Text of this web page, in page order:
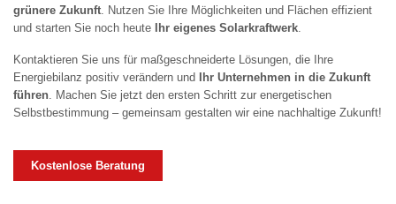
grünere Zukunft. Nutzen Sie Ihre Möglichkeiten und Flächen effizient
und starten Sie noch heute
Ihr eigenes Solarkraftwerk.
Kontaktieren Sie uns für maßgeschneiderte Lösungen, die Ihre
Energiebilanz positiv verändern und
Ihr Unternehmen in die Zukunft
führen. Machen Sie jetzt den ersten Schritt zur energetischen
Selbstbestimmung – gemeinsam gestalten wir eine nachhaltige Zukunft!
Kostenlose Beratung